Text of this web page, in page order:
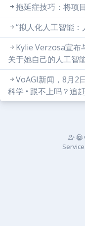
拖延症技巧：将项
“拟人化人工智能
Kylie Verzosa宣布
关于她自己的人工智
VoAGI新闻，8月2
科学 • 跟不上吗？追